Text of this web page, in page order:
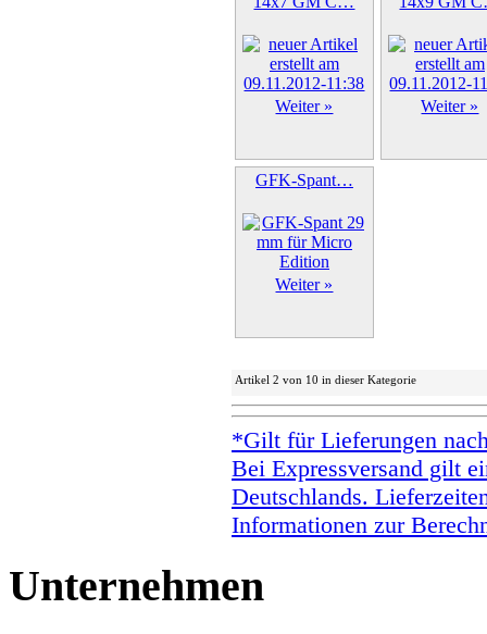
Weiter » Weiter »
GFK-Spant…
Weiter »
Artikel 2 von 10 in dieser Kategorie
*Gilt für Lieferungen
Bei Expressversand gilt
Deutschlands.
Informationen zur
Unternehmen